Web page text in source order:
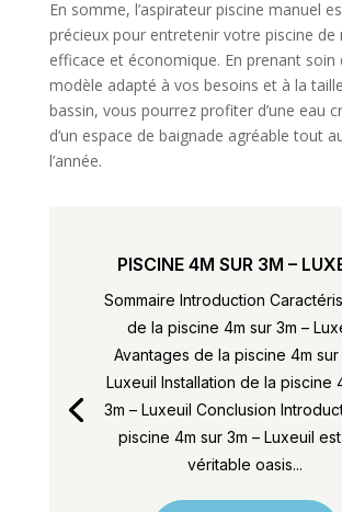
En somme, l’aspirateur piscine manuel
précieux pour entretenir votre piscine de
efficace et économique. En prenant soin
modèle adapté à vos besoins et à la
bassin, vous pourrez profiter d’une eau
d’un espace de baignade agréable tout
l’année.
PISCINE 4M SUR 3M –
Sommaire Introduction
de la piscine 4m sur 3m –
Avantages de la piscine 4m sur
Luxeuil Installation de la piscine
3m – Luxeuil Conclusion
piscine 4m sur 3m – Luxeuil
véritable oasis...